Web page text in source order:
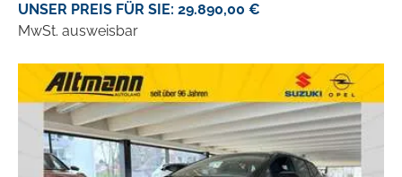
UNSER PREIS FÜR SIE: 29.890,00 €
MwSt. ausweisbar